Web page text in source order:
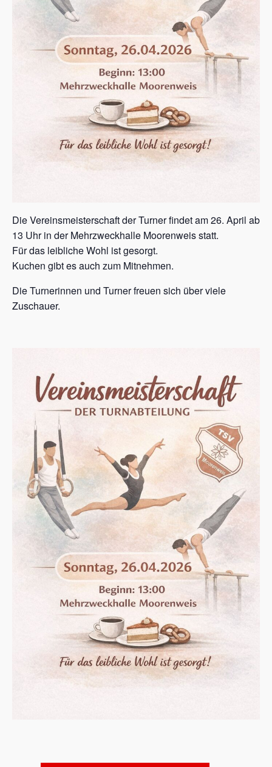
Die Vereinsmeisterschaft der Turner findet am 26. April ab
13 Uhr in der Mehrzweckhalle Moorenweis statt.
Für das leibliche Wohl ist gesorgt.
Kuchen gibt es auch zum Mitnehmen.
Die Turnerinnen und Turner freuen sich über viele
Zuschauer.